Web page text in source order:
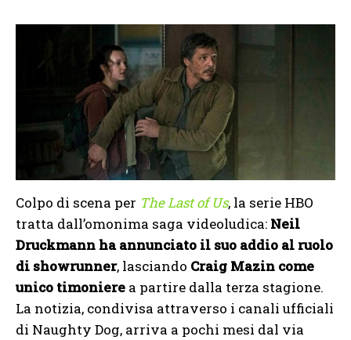
Colpo di scena per The Last of Us, la serie HBO
tratta dall’omonima saga videoludica: Neil
Druckmann ha annunciato il suo addio al ruolo
di showrunner, lasciando Craig Mazin come
unico timoniere a partire dalla terza stagione.
La notizia, condivisa attraverso i canali ufficiali
di Naughty Dog, arriva a pochi mesi dal via